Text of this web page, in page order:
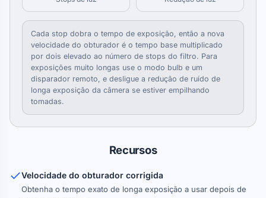
Cada stop dobra o tempo de exposição, então a nova
velocidade do obturador é o tempo base multiplicado
por dois elevado ao número de stops do filtro. Para
exposições muito longas use o modo bulb e um
disparador remoto, e desligue a redução de ruído de
longa exposição da câmera se estiver empilhando
tomadas.
Recursos
Velocidade do obturador corrigida
Obtenha o tempo exato de longa exposição a usar depois de